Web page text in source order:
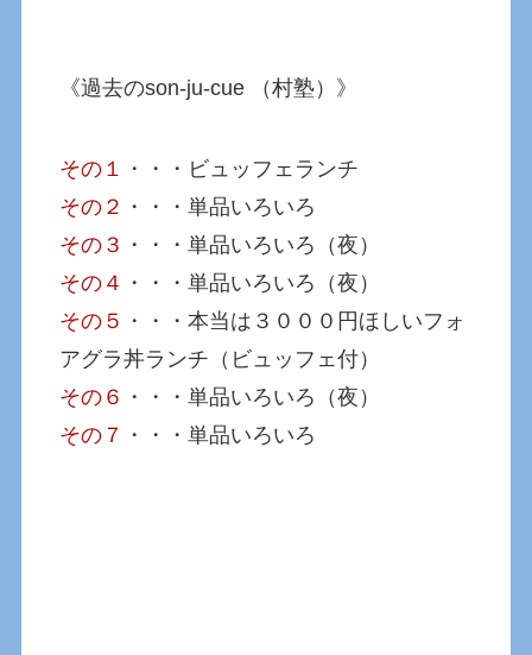
《過去のson-ju-cue （村塾）》
その１ ・・・ビュッフェランチ
その２ ・・・単品いろいろ
その３ ・・・単品いろいろ（夜）
その４ ・・・単品いろいろ（夜）
その５ ・・・本当は３０００円ほしいフォ
アグラ丼ランチ（ビュッフェ付）
その６ ・・・単品いろいろ（夜）
その７ ・・・単品いろいろ